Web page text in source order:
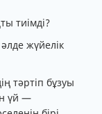
тиімді?
жүйелік
тәртіп бұзуы
үй —